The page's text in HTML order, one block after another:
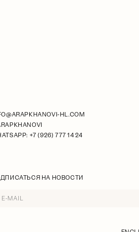
HL.COM
+7 (926) 777 14 24
НА НОВОСТИ